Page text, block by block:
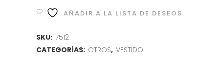
AÑADIR A LA LISTA DE DESEOS
SKU: 7512
CATEGORÍAS: OTROS, VESTIDO